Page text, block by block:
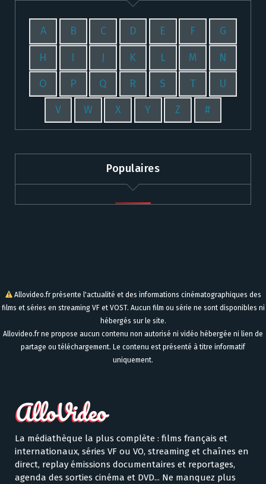
A B C D E F G
H I J K L M N
O P Q R S T U
V W X Y Z #
Populaires
Allovideo.fr présente l'actualité et des informations cinématographiques des
films et séries en streaming VF et VOST. Aucun film ou série ne sont disponibles ni
hébergés sur le site.
Allovideo.fr ne propose aucun contenu non autorisé ni vidéo hébergée ni lien de
partage ou téléchargement. Le contenu est présenté à titre informatif
uniquement.
La médiathèque la plus complète : films français et
internationaux, séries VF ou VO, streaming et chaînes en
direct, replay émissions documentaires et reportages,
agenda des sorties cinéma et DVD... Ne manquez plus